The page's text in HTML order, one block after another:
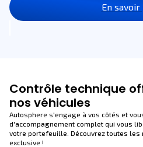
En savoir
Contrôle technique
nos véhicules
Autosphere s'engage à vos côtés et
d'accompagnement complet qui vous
votre portefeuille. Découvrez toutes
exclusive !